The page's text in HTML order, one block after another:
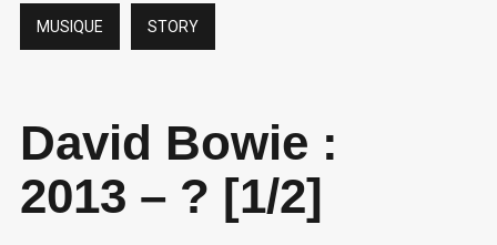
MUSIQUE STORY
David Bowie :
2013 – ? [1/2]